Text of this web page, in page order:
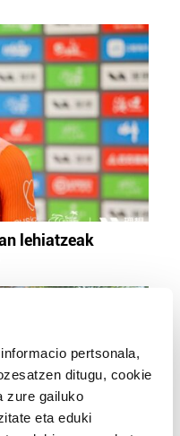
pertsonala,
ditugu, cookie
zure gailuko
eta eduki
lehiatzeak